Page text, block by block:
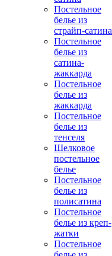
Постельное
белье из
страйп-сатина
Постельное
белье из
сатина-
жаккарда
Постельное
белье из
жаккарда
Постельное
белье из
тенселя
Шелковое
постельное
белье
Постельное
белье из
полисатина
Постельное
белье из креп-
жатки
Постельное